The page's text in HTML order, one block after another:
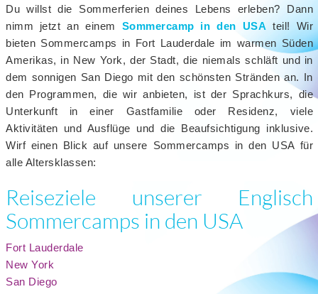
Du willst die Sommerferien deines Lebens erleben? Dann
nimm jetzt an einem Sommercamp in den USA teil! Wir
bieten Sommercamps in Fort Lauderdale im warmen Süden
Amerikas, in New York, der Stadt, die niemals schläft und in
dem sonnigen San Diego mit den schönsten Stränden an. In
den Programmen, die wir anbieten, ist der Sprachkurs, die
Unterkunft in einer Gastfamilie oder Residenz, viele
Aktivitäten und Ausflüge und die Beaufsichtigung inklusive.
Wirf einen Blick auf unsere Sommercamps in den USA für
alle Altersklassen:
Reiseziele unserer Englisch
Sommercamps in den USA
Fort Lauderdale
New York
San Diego